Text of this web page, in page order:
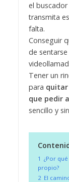
el
transmita
falta.
Conseguir
de
Tener un
para quitar
que pedir
sencillo y
1 ¿Por
propio?
2 El